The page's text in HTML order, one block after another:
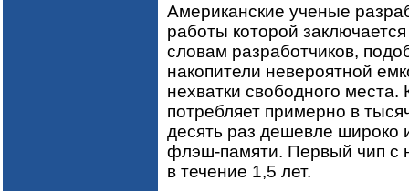
Американские ученые
работы которой
словам разработчиков,
накопители невероятной
нехватки свободного места.
потребляет примерно в
десять раз дешевле широко
флэш-памяти. Первый чип с
в течение 1,5 лет.